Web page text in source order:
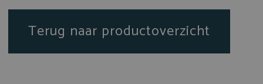
Terug naar productoverzicht